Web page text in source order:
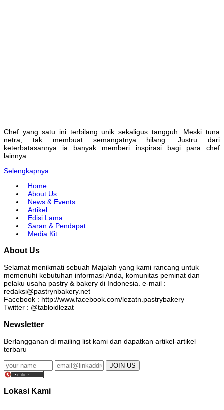
Chef yang satu ini terbilang unik sekaligus tangguh. Meski tuna
netra, tak membuat semangatnya hilang. Justru dari
keterbatasannya ia banyak memberi inspirasi bagi para chef
lainnya.
Selengkapnya...
Home
About Us
News & Events
Artikel
Edisi Lama
Saran & Pendapat
Media Kit
About Us
Selamat menikmati sebuah Majalah yang kami rancang untuk
memenuhi kebutuhan informasi Anda, komunitas peminat dan
pelaku usaha pastry & bakery di Indonesia. e-mail :
redaksi@pastrynbakery.net
Facebook : http://www.facebook.com/lezatn.pastrybakery
Twitter : @tabloidlezat
Newsletter
Berlangganan di mailing list kami dan dapatkan artikel-artikel
terbaru
Lokasi Kami